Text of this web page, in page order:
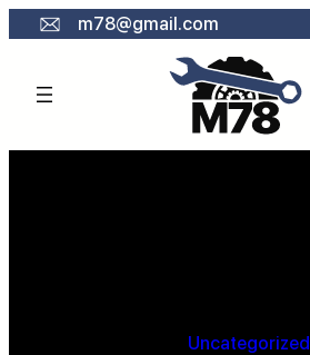
Към
m78@gmail.com
Uncategorized